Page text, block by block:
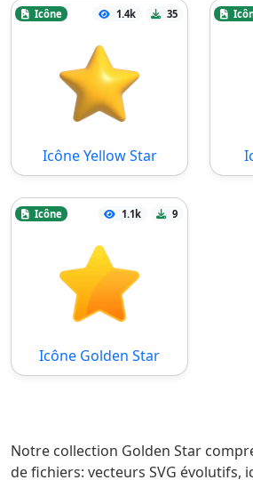
Icône 1.4k 35
Icône Yellow Star
Icône 1.1k 9
Icône Golden Star
Notre collection Golden Star
de fichiers: vecteurs SVG évolutifs,